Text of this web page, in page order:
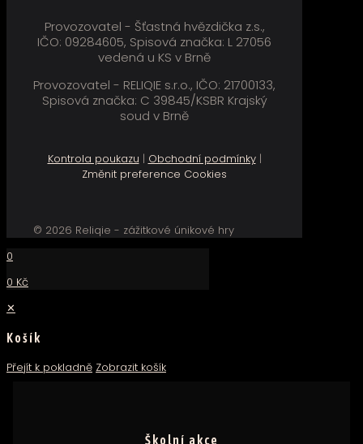
Provozovatel - Šťastná hvězdička z.s.,
IČO: 09284605, Spisová značka: L 27056
vedená u KS v Brně
Provozovatel - RELIQIE s.r.o., IČO: 21700133,
Spisová značka: C 39845/KSBR Krajský
soud v Brně
Kontrola poukazu | Obchodní podmínky|
Změnit preference Cookies
© 2026 Reliqie - zážitkové únikové hry
0
0 Kč
✕
Košík
Přejít k pokladně Zobrazit košík
Školní akce